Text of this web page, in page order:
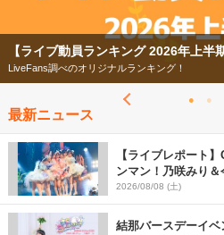
【ライブ動員ランキング 2026年上半期
LiveFans調べのオリジナルランキング！
最新ニュース
【ライブレポート
ンマン！乃咲みり
Onephony新体制
＞
2026/08/08 (土)
結那バースデーイベ